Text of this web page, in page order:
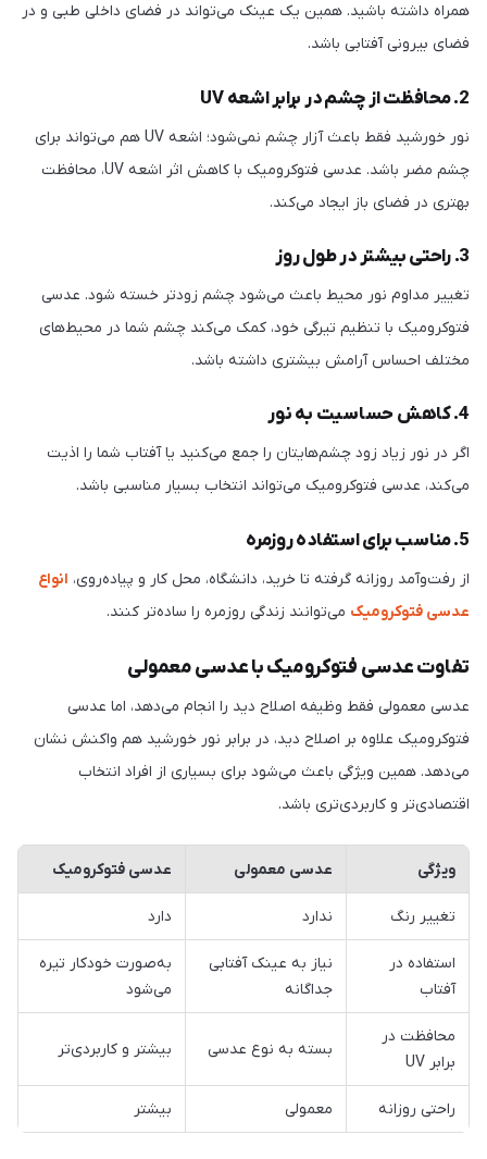
همراه داشته باشید. همین یک عینک می‌تواند در فضای داخلی طبی و در
فضای بیرونی آفتابی باشد.
2. محافظت از چشم در برابر اشعه UV
نور خورشید فقط باعث آزار چشم نمی‌شود؛ اشعه UV هم می‌تواند برای
چشم مضر باشد. عدسی فتوکرومیک با کاهش اثر اشعه UV، محافظت
بهتری در فضای باز ایجاد می‌کند.
3. راحتی بیشتر در طول روز
تغییر مداوم نور محیط باعث می‌شود چشم زودتر خسته شود. عدسی
فتوکرومیک با تنظیم تیرگی خود، کمک می‌کند چشم شما در محیط‌های
مختلف احساس آرامش بیشتری داشته باشد.
4. کاهش حساسیت به نور
اگر در نور زیاد زود چشم‌هایتان را جمع می‌کنید یا آفتاب شما را اذیت
می‌کند، عدسی فتوکرومیک می‌تواند انتخاب بسیار مناسبی باشد.
5. مناسب برای استفاده روزمره
از رفت‌وآمد روزانه گرفته تا خرید، دانشگاه، محل کار و پیاده‌روی، انواع
عدسی فتوکرومیک می‌توانند زندگی روزمره را ساده‌تر کنند.
تفاوت عدسی فتوکرومیک با عدسی معمولی
عدسی معمولی فقط وظیفه اصلاح دید را انجام می‌دهد، اما عدسی
فتوکرومیک علاوه بر اصلاح دید، در برابر نور خورشید هم واکنش نشان
می‌دهد. همین ویژگی باعث می‌شود برای بسیاری از افراد انتخاب
اقتصادی‌تر و کاربردی‌تری باشد.
ویژگی عدسی معمولی عدسی فتوکرومیک
تغییر رنگ ندارد دارد
استفاده در
آفتاب
نیاز به عینک آفتابی
جداگانه
به‌صورت خودکار تیره
می‌شود
محافظت در
برابر UV
بسته به نوع عدسی بیشتر و کاربردی‌تر
راحتی روزانه معمولی بیشتر